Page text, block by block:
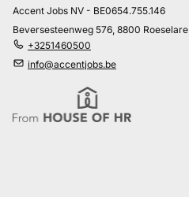
Accent Jobs NV - BE0654.755.146
Beversesteenweg 576, 8800 Roeselare
+3251460500
info@accentjobs.be